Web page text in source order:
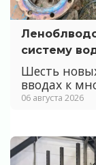
систему
Шесть
вводах к
06 августа 2026